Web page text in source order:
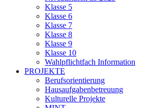
Klasse 5
Klasse 6
Klasse 7
Klasse 8
Klasse 9
Klasse 10
Wahlpflichtfach Information
PROJEKTE
Berufsorientierung
Hausaufgabenbetreuung
Kulturelle Projekte